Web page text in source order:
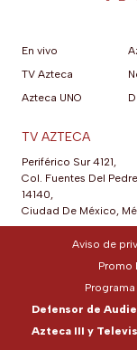
En vivo
TV Azteca
Azteca UNO
TV AZTECA
Periférico Sur 4121,
Col. Fuentes Del
14140,
Ciudad De México,
Aviso de
Promo
Defensor de
Azteca III y